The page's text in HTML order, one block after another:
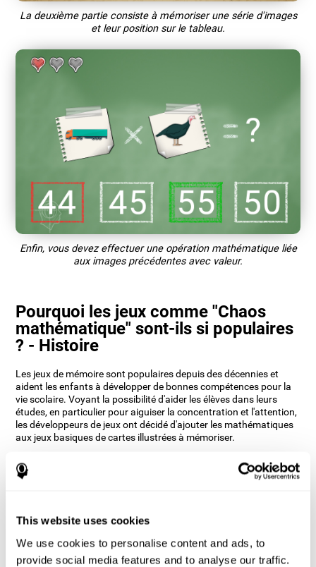
This website uses cookies
We use cookies to personalise content and ads, to
provide social media features and to analyse our traffic.
La deuxième partie consiste à mémoriser une série d'images
et leur position sur le tableau.
Enfin, vous devez effectuer une opération mathématique liée
aux images précédentes avec valeur.
Pourquoi les jeux comme "Chaos
mathématique" sont-ils si populaires
? - Histoire
Les jeux de mémoire sont populaires depuis des décennies et
aident les enfants à développer de bonnes compétences pour la
vie scolaire. Voyant la possibilité d'aider les élèves dans leurs
études, en particulier pour aiguiser la concentration et l'attention,
les développeurs de jeux ont décidé d'ajouter les mathématiques
aux jeux basiques de cartes illustrées à mémoriser.
réveiller cette nostalgie de l'école et de créer un jeu permettant
d'entretenir nos capacités de mémorisation. Ajouter de la valeur
seulement de divertir l'utilisateur, mais aussi de faciliter sa
Comment le jeu d'esprit "Chaos